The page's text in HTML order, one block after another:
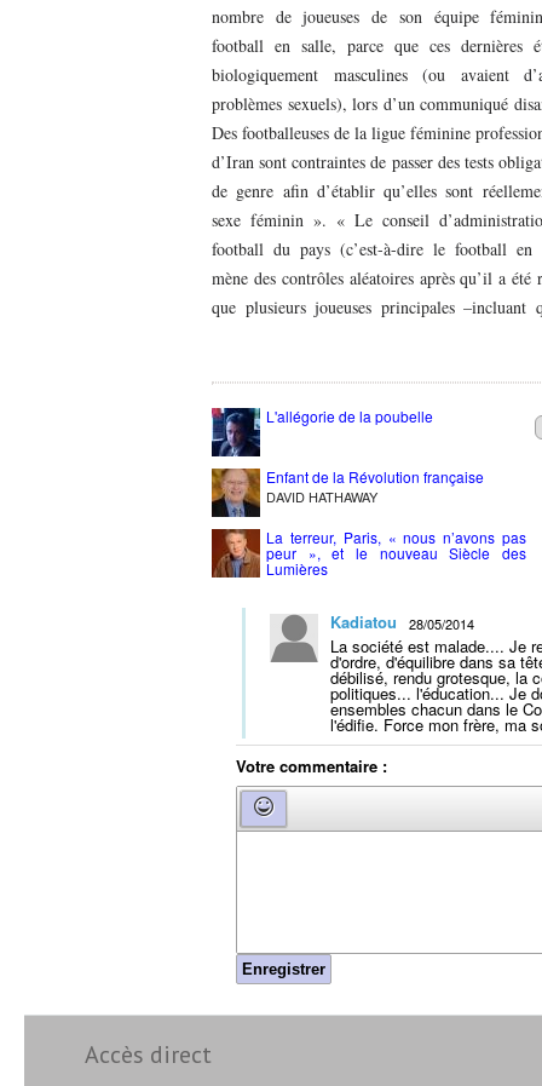
nombre de joueuses de son équipe
football en salle, parce que ces dernières
biologiquement masculines (ou avaient
problèmes sexuels), lors d’un communiqué
Des footballeuses de la ligue féminine
d’Iran sont contraintes de passer des tests
de genre afin d’établir qu’elles sont
sexe féminin ». « Le conseil
football du pays (c’est-à-dire le football en
mène des contrôles aléatoires après qu’il a été
que plusieurs joueuses principales –incluant
L'allégorie de la poubelle
Enfant de la Révolution française
DAVID HATHAWAY
La terreur, Paris, « nous n’avons pas
peur », et le nouveau Siècle des
Lumières
Kadiatou 28/05/2014
La société est malade.... Je
d'ordre, d'équilibre dans sa
débilisé, rendu grotesque, la
politiques... l'éducation... Je
ensembles chacun dans le
l'édifie. Force mon frère, ma
Votre commentaire :
Enregistrer
Accès direct